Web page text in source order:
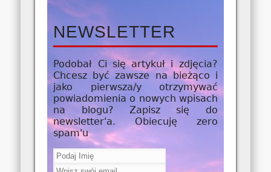
NEWSLETTER
Podobał Ci się artykuł i zdjęcia?
Chcesz być zawsze na bieżąco i
jako pierwsza/yotrzymywać
powiadomienia o nowych wpisach
na blogu? Zapisz się do
newsletter'a. Obiecuję zero
spam'u